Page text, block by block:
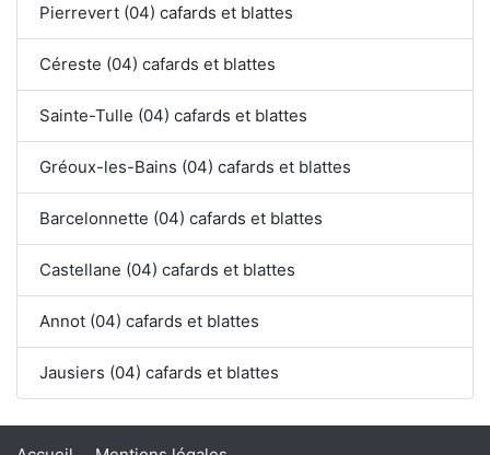
Pierrevert (04) cafards et blattes
Céreste (04) cafards et blattes
Sainte-Tulle (04) cafards et blattes
Gréoux-les-Bains (04) cafards et blattes
Barcelonnette (04) cafards et blattes
Castellane (04) cafards et blattes
Annot (04) cafards et blattes
Jausiers (04) cafards et blattes